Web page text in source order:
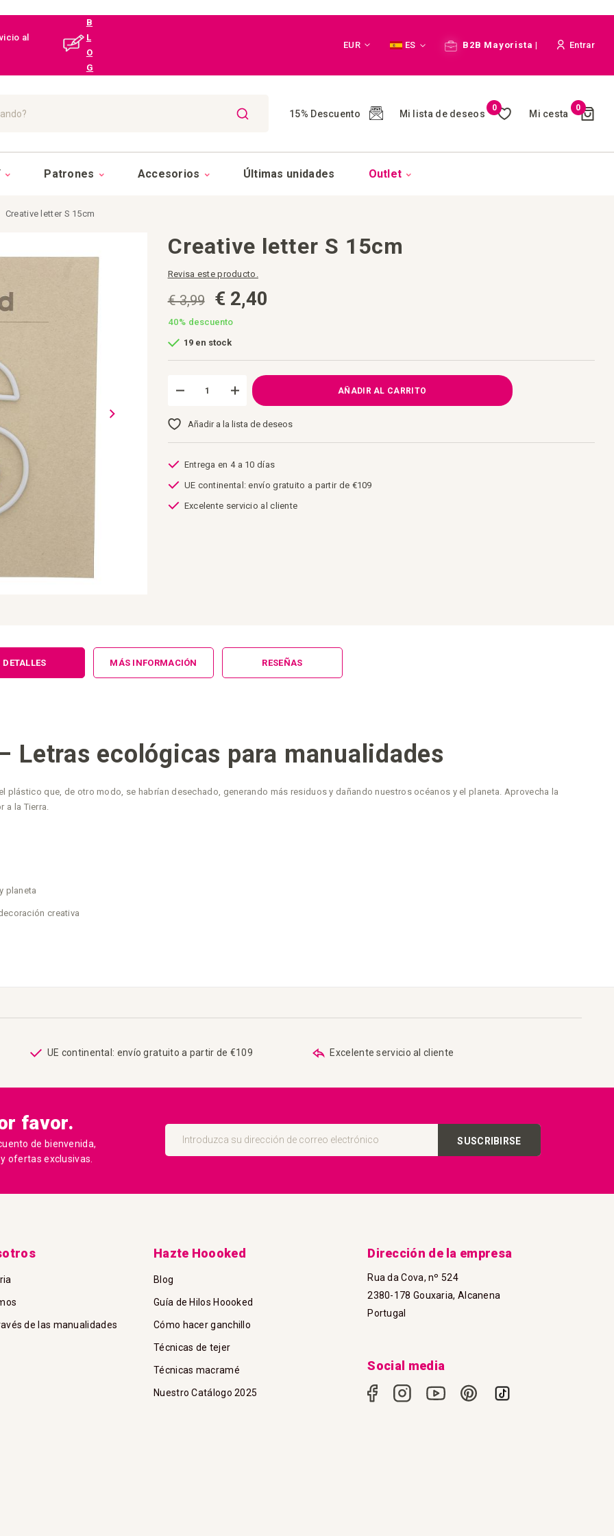
al
B
L
O
G
Moneda
EUR Lenguaje
ES B2B Mayorista | Entrar
15% Descuento Mi lista de deseos
0
Mi cesta
0Cart
()
Patrones Accesorios Últimas unidades Outlet
Creative letter S 15cm
Creative letter S 15cm
Revisa este producto.
€ 3,99 € 2,40
40% descuento
19 en stock
AÑADIR AL CARRITO
Añadir a la lista de deseos
Entrega en 4 a 10 días
UE continental: envío gratuito a partir de €109
Excelente servicio al cliente
DETALLES
Letras ecológicas para manualidades
plástico que, de otro modo, se habrían desechado, generando más residuos y dañando nuestros océanos y el planeta. Aprovecha la
la Tierra.
planeta
creativa
MÁS INFORMACIÓN RESEÑAS
UE continental: envío gratuito a partir de €109 Excelente servicio al cliente
favor.
de bienvenida,
ofertas exclusivas.
Inscríbase
boletín
SUSCRIBIRSE
de las manualidades
Hazte Hoooked
Blog
Guía de Hilos Hoooked
Cómo hacer ganchillo
Técnicas de tejer
Técnicas macramé
Nuestro Catálogo 2025
Dirección de la empresa
Rua da Cova, nº 524
2380-178 Gouxaria, Alcanena
Portugal
Social media